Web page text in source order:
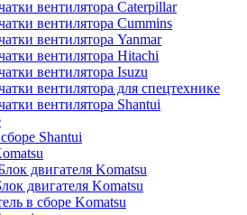
вентилятора Caterpillar
вентилятора Cummins
вентилятора Yanmar
вентилятора Hitachi
вентилятора Isuzu
вентилятора для спецтехнике
вентилятора Shantui
Shantui
двигателя Komatsu
двигателя Komatsu
в сборе Komatsu